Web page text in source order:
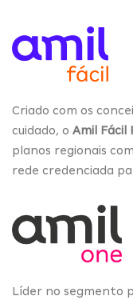
Criado com os
cuidado, o Amil Fácil
planos regionais
rede credenciada
Líder no segmento